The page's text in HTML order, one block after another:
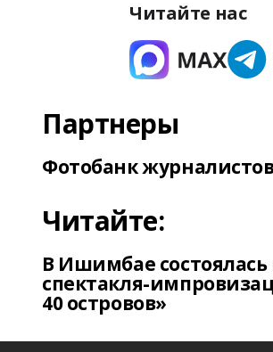
Читайте нас
Партнеры
Фотобанк
Читайте:
В Ишимбае
спектакля-
40 островов»